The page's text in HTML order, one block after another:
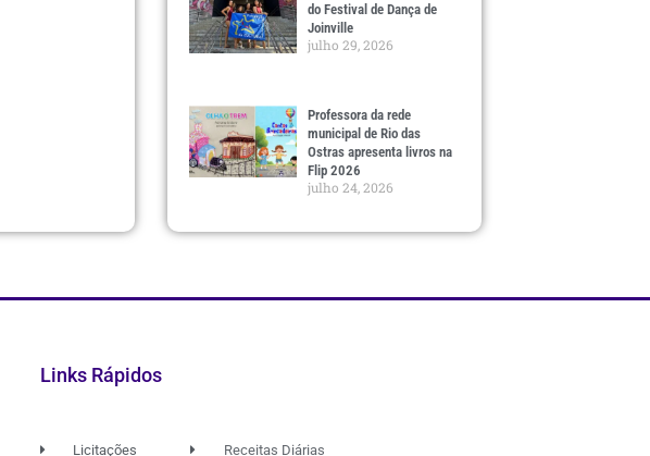
do Festival de Dança de
Joinville
julho 29, 2026
Professora da rede
municipal de Rio das
Ostras apresenta livros na
Flip 2026
julho 24, 2026
Links Rápidos
Licitações Receitas Diárias